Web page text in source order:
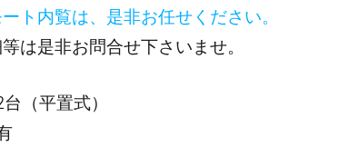
ト内覧は、是非お任せください。
は是非お問合せ下さいませ。
平置式）